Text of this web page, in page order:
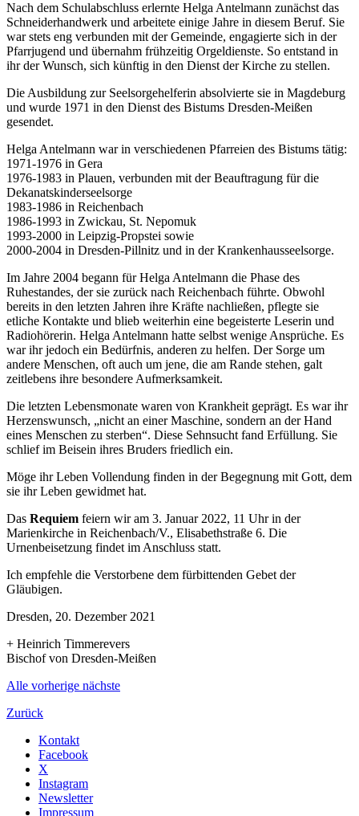
Nach dem Schulabschluss erlernte Helga Antelmann zunächst das
Schneiderhandwerk und arbeitete einige Jahre in diesem Beruf. Sie
war stets eng verbunden mit der Gemeinde, engagierte sich in der
Pfarrjugend und übernahm frühzeitig Orgeldienste. So entstand in
ihr der Wunsch, sich künftig in den Dienst der Kirche zu stellen.
Die Ausbildung zur Seelsorgehelferin absolvierte sie in Magdeburg
und wurde 1971 in den Dienst des Bistums Dresden-Meißen
gesendet.
Helga Antelmann war in verschiedenen Pfarreien des Bistums tätig:
1971-1976 in Gera
1976-1983 in Plauen, verbunden mit der Beauftragung für die
Dekanatskinderseelsorge
1983-1986 in Reichenbach
1986-1993 in Zwickau, St. Nepomuk
1993-2000 in Leipzig-Propstei sowie
2000-2004 in Dresden-Pillnitz und in der Krankenhausseelsorge.
Im Jahre 2004 begann für Helga Antelmann die Phase des
Ruhestandes, der sie zurück nach Reichenbach führte. Obwohl
bereits in den letzten Jahren ihre Kräfte nachließen, pflegte sie
etliche Kontakte und blieb weiterhin eine begeisterte Leserin und
Radiohörerin. Helga Antelmann hatte selbst wenige Ansprüche. Es
war ihr jedoch ein Bedürfnis, anderen zu helfen. Der Sorge um
andere Menschen, oft auch um jene, die am Rande stehen, galt
zeitlebens ihre besondere Aufmerksamkeit.
Die letzten Lebensmonate waren von Krankheit geprägt. Es war ihr
Herzenswunsch, „nicht an einer Maschine, sondern an der Hand
eines Menschen zu sterben“. Diese Sehnsucht fand Erfüllung. Sie
schlief im Beisein ihres Bruders friedlich ein.
Möge ihr Leben Vollendung finden in der Begegnung mit Gott, dem
sie ihr Leben gewidmet hat.
Das Requiem feiern wir am 3. Januar 2022, 11 Uhr in der
Marienkirche in Reichenbach/V., Elisabethstraße 6. Die
Urnenbeisetzung findet im Anschluss statt.
Ich empfehle die Verstorbene dem fürbittenden Gebet der
Gläubigen.
Dresden, 20. Dezember 2021
+ Heinrich Timmerevers
Bischof von Dresden-Meißen
Alle vorherige nächste
Zurück
Kontakt
Facebook
X
Instagram
Newsletter
Impressum